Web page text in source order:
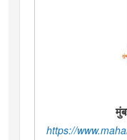
https://